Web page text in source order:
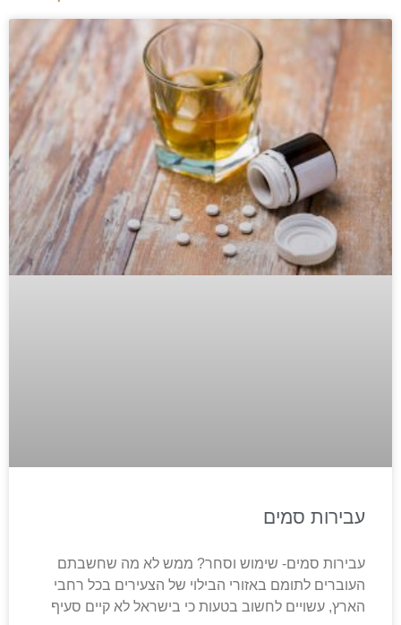
עבירות סמים
עבירות סמים- שימוש וסחר? ממש לא מה שחשבתם
העוברים לתומם באזורי הבילוי של הצעירים בכל רחבי
הארץ, עשויים לחשוב בטעות כי בישראל לא קיים סעיף